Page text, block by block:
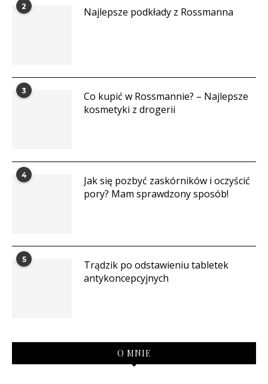
2 Najlepsze podkłady z Rossmanna
3
Co kupić w Rossmannie? – Najlepsze
kosmetyki z drogerii
4
Jak się pozbyć zaskórników i oczyścić
pory? Mam sprawdzony sposób!
5
Trądzik po odstawieniu tabletek
antykoncepcyjnych
O MNIE